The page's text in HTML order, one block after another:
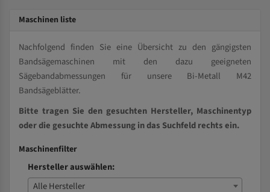
Maschinen liste
Nachfolgend finden Sie eine Übersicht zu den gängigsten
Bandsägemaschinen mit den dazu geeigneten
Sägebandabmessungen für unsere Bi-Metall M42
Bandsägeblätter.
Bitte tragen Sie den gesuchten Hersteller, Maschinentyp
oder die gesuchte Abmessung in das Suchfeld rechts ein.
Maschinenfilter
Hersteller auswählen:
Alle Hersteller